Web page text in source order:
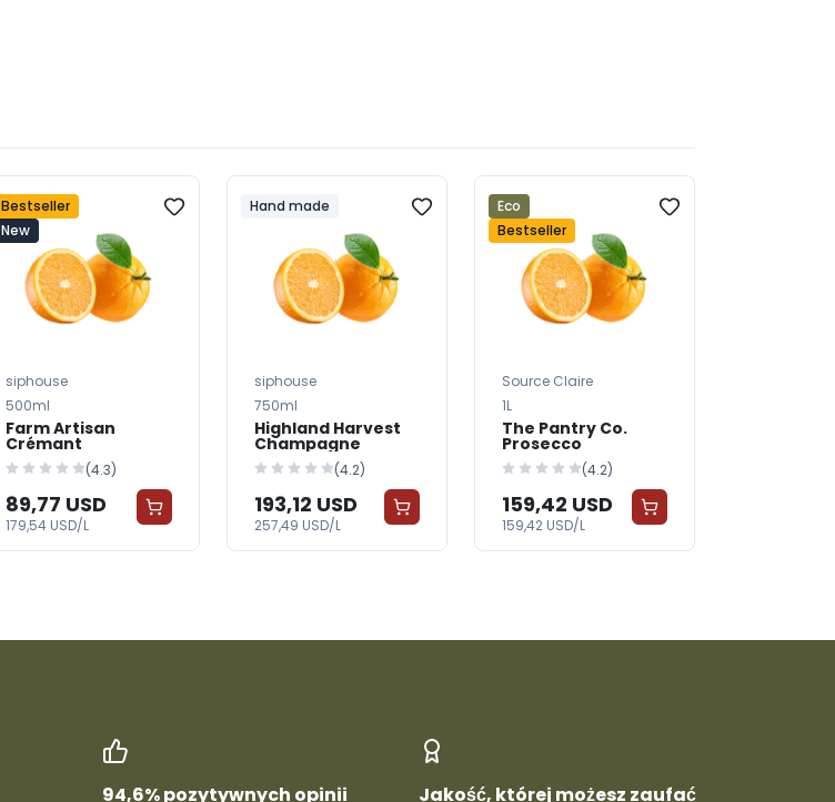
Bestseller
New
siphouse
500ml
Farm Artisan
Crémant
(4.3)
89,77 USD
179,54 USD/L
Hand made
siphouse
750ml
Highland Harvest
Champagne
(4.2)
193,12 USD
257,49 USD/L
Eco
Bestseller
Source Claire
1L
The Pantry Co.
Prosecco
(4.2)
159,42 USD
159,42 USD/L
94,6% pozytywnych opinii Jakość, której możesz zaufać